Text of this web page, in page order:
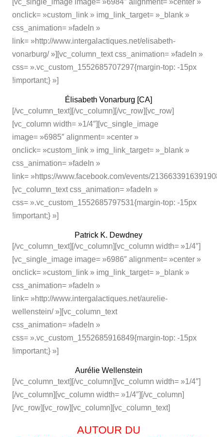
[vc_single_image image= »6984″ alignment= »center »
onclick= »custom_link » img_link_target= »_blank »
css_animation= »fadeIn »
link= »http://www.intergalactiques.net/elisabeth-
vonarburg/ »][vc_column_text css_animation= »fadeIn »
css= ».vc_custom_1552685707297{margin-top: -15px
!important;} »]
Élisabeth Vonarburg [CA]
[/vc_column_text][/vc_column][/vc_row][vc_row]
[vc_column width= »1/4″][vc_single_image
image= »6985″ alignment= »center »
onclick= »custom_link » img_link_target= »_blank »
css_animation= »fadeIn »
link= »https://www.facebook.com/events/
[vc_column_text css_animation= »fadeIn »
css= ».vc_custom_1552685797531{margin-top: -15px
!important;} »]
Patrick K. Dewdney
[/vc_column_text][/vc_column][vc_column width= »1/4″]
[vc_single_image image= »6986″ alignment= »center »
onclick= »custom_link » img_link_target= »_blank »
css_animation= »fadeIn »
link= »http://www.intergalactiques.net/aurelie-
wellenstein/ »][vc_column_text
css_animation= »fadeIn »
css= ».vc_custom_1552685916849{margin-top: -15px
!important;} »]
Aurélie Wellenstein
[/vc_column_text][/vc_column][vc_column width= »1/4″]
[/vc_column][vc_column width= »1/4″][/vc_column]
[/vc_row][vc_row][vc_column][vc_column_text]
AUTOUR DU